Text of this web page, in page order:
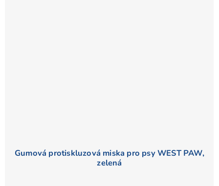
Gumová protiskluzová miska pro psy WEST PAW,
zelená